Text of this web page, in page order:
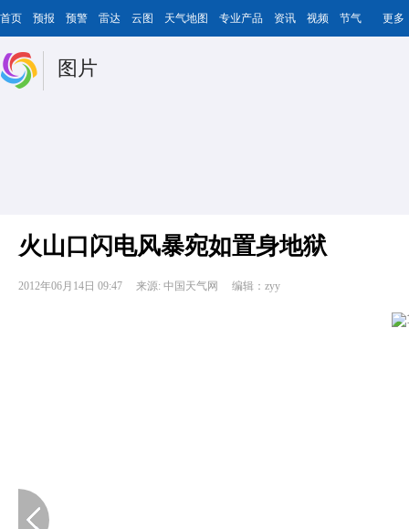
首页 预报 预警 雷达 云图 天气地图 专业产品 资讯 视频 节气 更多
图片
火山口闪电风暴宛如置身地狱
2012年06月14日 09:47 来源: 中国天气网 编辑：zyy